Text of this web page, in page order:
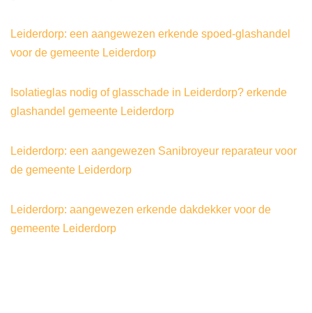
Leiderdorp: een aangewezen erkende spoed-glashandel
voor de gemeente Leiderdorp
Isolatieglas nodig of glasschade in Leiderdorp? erkende
glashandel gemeente Leiderdorp
Leiderdorp: een aangewezen Sanibroyeur reparateur voor
de gemeente Leiderdorp
Leiderdorp: aangewezen erkende dakdekker voor de
gemeente Leiderdorp